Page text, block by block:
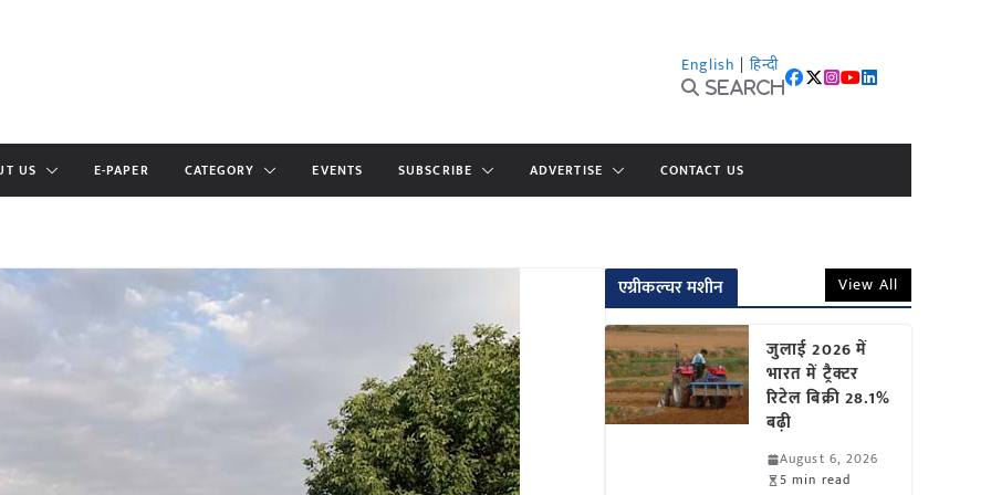
English | हिन्दी
Search
US E-PAPER CATEGORY EVENTS SUBSCRIBE ADVERTISE CONTACT US
एग्रीकल्चर मशीन View All
जुलाई 2026 में
भारत में ट्रैक्टर
रिटेल बिक्री 28.1%
बढ़ी
August 6, 2026
5 min read